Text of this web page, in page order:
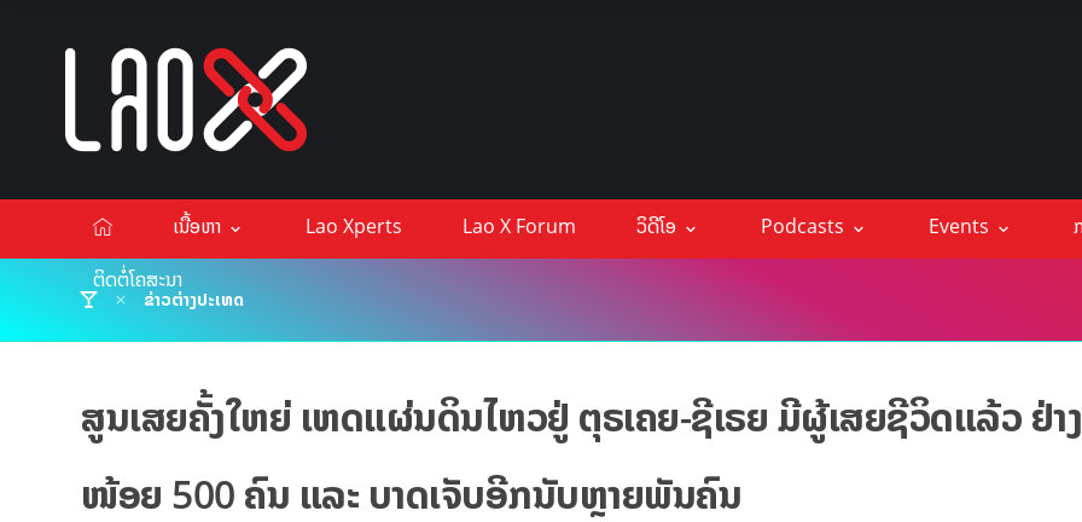
ເນື້ອຫາ Lao Xperts Lao X Forum ວິດີໂອ Podcasts Events
ຕິດຕໍ່ໂຄສະນາ
ຂ່າວຕ່າງປະເທດ
ສູນເສຍຄັ້ງໃຫຍ່ ເຫດແຜ່ນດິນໄຫວຢູ່ ຕຸຣເຄຍ-ຊີເຣຍ ມີຜູ້ເສຍຊີວິດແລ້ວ ຢ່າງ
ໜ້ອຍ 500 ຄົນ ແລະ ບາດເຈັບອີກນັບຫຼາຍພັນຄົນ